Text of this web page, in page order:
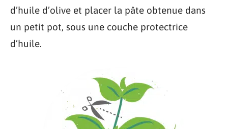
d’huile d’olive et placer la pâte obtenue dans
un petit pot, sous une couche protectrice
d’huile.